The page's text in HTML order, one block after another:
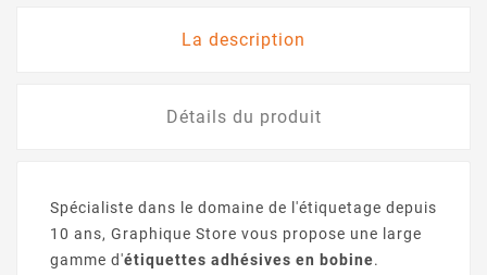
La description
Détails du produit
Spécialiste dans le domaine de l'étiquetage depuis
10 ans, Graphique Store vous propose une large
gamme d'étiquettes adhésives en bobine.